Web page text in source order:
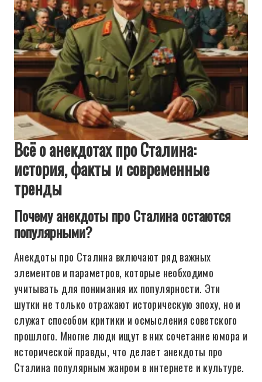
Всё о анекдотах про Сталина:
история, факты и современные
тренды
Почему анекдоты про Сталина остаются
популярными?
Анекдоты про Сталина включают ряд важных
элементов и параметров, которые необходимо
учитывать для понимания их популярности. Эти
шутки не только отражают историческую эпоху, но и
служат способом критики и осмысления советского
прошлого. Многие люди ищут в них сочетание юмора и
исторической правды, что делает анекдоты про
Сталина популярным жанром в интернете и культуре.